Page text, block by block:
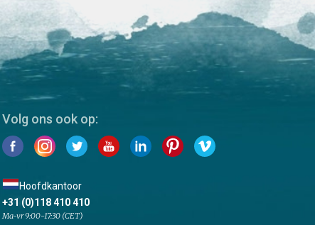
Volg ons ook op:
Hoofdkantoor
+31 (0)118 410 410
Ma-vr 9:00-17:30 (CET)